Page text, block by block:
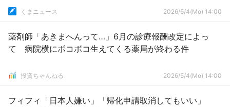
くまニュース 2026/5/4(Mo) 14:00
薬剤師「あきまへんって…」6月の診療報酬改定によっ
て 病院横にボコボコ生えてくる薬局が終わる件
投資ちゃんねる 2026/5/4(Mo) 14:00
フィフィ「日本人嫌い」「帰化申請取消してもいい」